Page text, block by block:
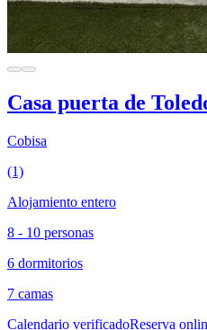
Casa puerta de
Cobisa
(1)
Alojamiento entero
8 - 10 personas
6 dormitorios
7 camas
Calendario verificadoReserva